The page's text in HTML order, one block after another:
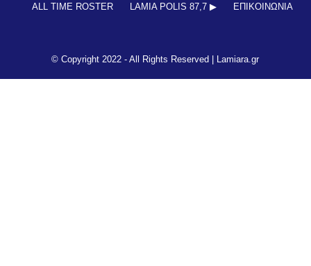
ALL TIME ROSTER
LAMIA POLIS 87,7 ▶︎ ΕΠΙΚΟΙΝΩΝΊΑ
© Copyright 2022 - All Rights Reserved | Lamiara.gr